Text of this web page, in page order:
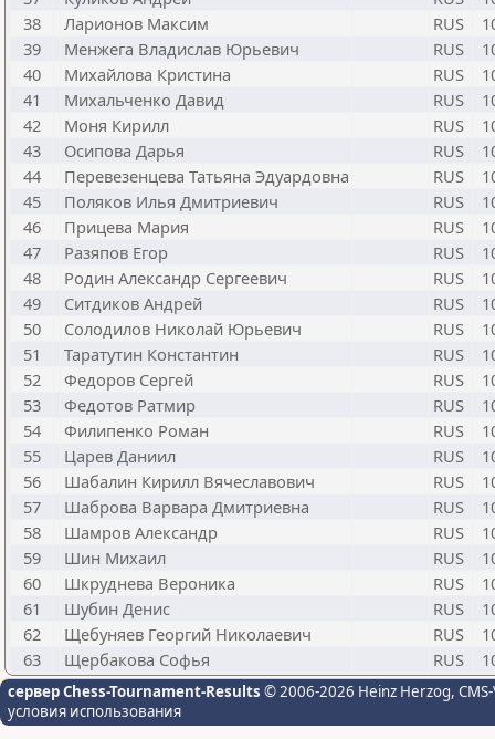
38
Ларионов Максим RUS
39
Менжега Владислав Юрьевич RUS
40
Михайлова Кристина RUS
41
Михальченко Давид RUS
42
Моня Кирилл RUS
43
Осипова Дарья RUS
44
Перевезенцева Татьяна Эдуардовна RUS
45
Поляков Илья Дмитриевич RUS
46
Прицева Мария RUS
47
Разяпов Егор RUS
48
Родин Александр Сергеевич RUS
49
Ситдиков Андрей RUS
50
Солодилов Николай Юрьевич RUS
51
Таратутин Константин RUS
52
Федоров Сергей RUS
53
Федотов Ратмир RUS
54
Филипенко Роман RUS
55
Царев Даниил RUS
56
Шабалин Кирилл Вячеславович RUS
57
Шаброва Варвара Дмитриевна RUS
58
Шамров Александр RUS
59
Шин Михаил RUS
60
Шкруднева Вероника RUS
61
Шубин Денис RUS
62
Щебуняев Георгий Николаевич RUS
63
Щербакова Софья RUS
сервер Chess-Tournament-Results © 2006-2026 Heinz Herzog,
условия использования